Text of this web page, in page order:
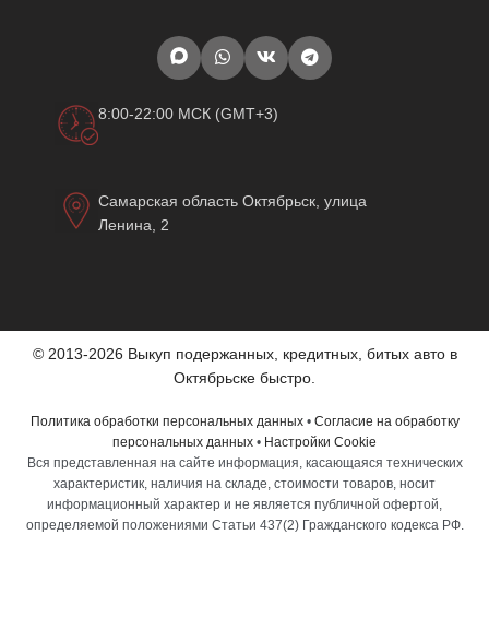
8:00-22:00 МСК (GMT+3)
Самарская область Октябрьск, улица
Ленина, 2
© 2013-2026 Выкуп подержанных, кредитных, битых авто в
Октябрьске быстро.
Политика обработки персональных данных• Согласие на обработку
персональных данных • Настройки Cookie
Вся представленная на сайте информация, касающаяся технических
характеристик, наличия на складе, стоимости товаров, носит
информационный характер и не является публичной офертой,
определяемой положениями Статьи 437(2) Гражданского кодекса РФ.